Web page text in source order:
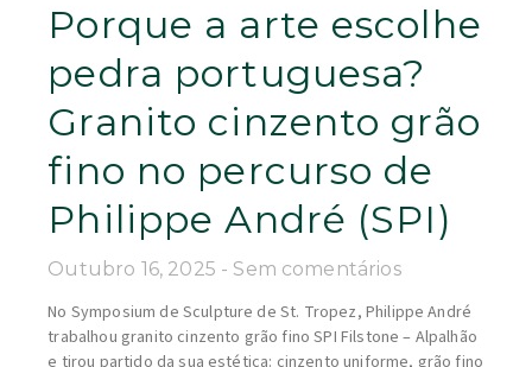
Porque a arte escolhe
pedra portuguesa?
Granito cinzento grão
fino no percurso de
Philippe André (SPI)
Outubro 16, 2025 Sem comentários
No Symposium de Sculpture de St. Tropez, Philippe André
trabalhou granito cinzento grão fino SPI Filstone – Alpalhão